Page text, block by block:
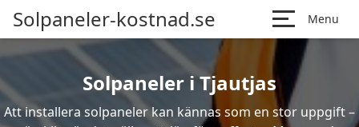
Solpaneler-kostnad.se Menu
Solpaneler i Tjautjas
Att installera solpaneler kan kännas som en stor uppgift –